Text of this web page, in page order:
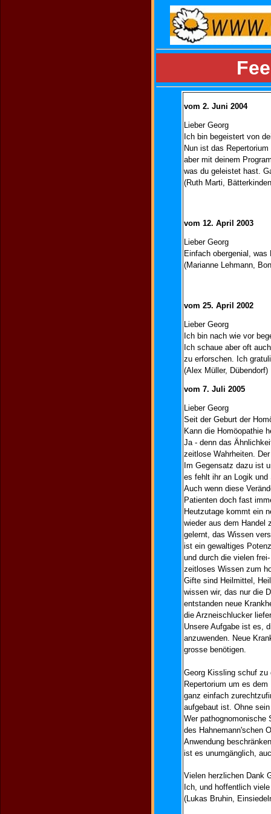
vom 2. Juni 2004
Lieber Georg
Ich bin begeistert von
Nun ist das
aber mit deinem
was du geleistet hast.
(Ruth Marti,
vom 12. April 2003
Lieber Georg
Einfach obergenial,
(Marianne Lehmann,
vom 25. April 2002
Lieber Georg
Ich bin nach wie vor
Ich schaue aber oft
zu erforschen. Ich
(Alex Müller, Dübendorf)
vom 7. Juli 2005
Lieber Georg
Seit der Geburt der
Kann die Homöopathie
Ja - denn das
zeitlose Wahrheiten.
Im Gegensatz dazu ist
es fehlt ihr an Logik
Auch wenn diese
Patienten doch fast
Heutzutage kommt ein
wieder aus dem Handel
gelernt, das Wissen
ist ein gewaltiges
und durch die vielen
zeitloses Wissen zum
Gifte sind Heilmittel,
wissen wir, das nur die
entstanden neue
die Arzneischlucker
Unsere Aufgabe ist es,
anzuwenden. Neue
grosse benötigen.
Georg Kissling schuf zu
Repertorium um es
ganz einfach
aufgebaut ist. Ohne
Wer pathognomonische
des Hahnemann'schen
Anwendung
ist es unumgänglich,
Vielen herzlichen Dank
Ich, und hoffentlich
(Lukas Bruhin,